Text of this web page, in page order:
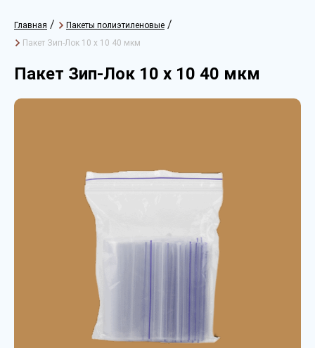
Главная / Пакеты полиэтиленовые /
Пакет Зип-Лок 10 х 10 40 мкм
Пакет Зип-Лок 10 х 10 40 мкм